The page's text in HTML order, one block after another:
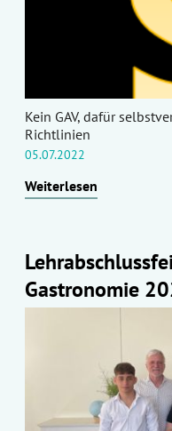
Kein GAV, dafür
Richtlinien
05.07.2022
Weiterlesen
Gastronomie